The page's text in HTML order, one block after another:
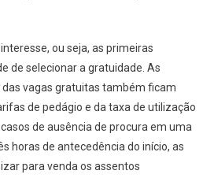
ou seja, as primeiras
de selecionar a gratuidade. As
vagas gratuitas também ficam
de pedágio e da taxa de utilização
de ausência de procura em uma
horas de antecedência do início, as
para venda os assentos